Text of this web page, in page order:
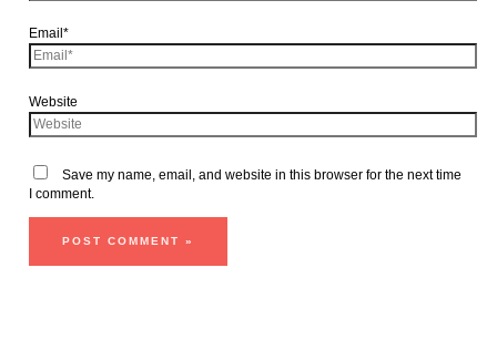
Email*
Website
Save my name, email, and website in this browser for the next time
I comment.